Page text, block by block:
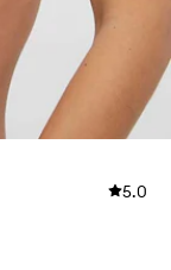
5.0